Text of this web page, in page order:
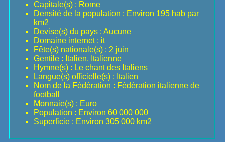
Capitale(s) : Rome
Densité de la population : Environ 195 hab par
km2
Devise(s) du pays : Aucune
Domaine internet : it
Fête(s) nationale(s) : 2 juin
Gentile : Italien, Italienne
Hymne(s) : Le chant des Italiens
Langue(s) officielle(s) : Italien
Nom de la Fédération : Fédération italienne de
football
Monnaie(s) : Euro
Population : Environ 60 000 000
Superficie : Environ 305 000 km2